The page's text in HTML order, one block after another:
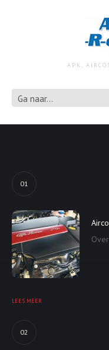
APK,
01
LEES MEER
02